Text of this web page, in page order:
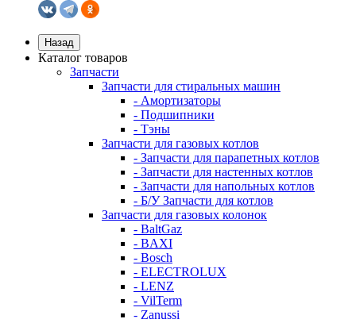
Назад
Каталог товаров
Запчасти
Запчасти для стиральных машин
- Амортизаторы
- Подшипники
- Тэны
Запчасти для газовых котлов
- Запчасти для парапетных котлов
- Запчасти для настенных котлов
- Запчасти для напольных котлов
- Б/У Запчасти для котлов
Запчасти для газовых колонок
- BaltGaz
- BAXI
- Bosch
- ELECTROLUX
- LENZ
- VilTerm
- Zanussi